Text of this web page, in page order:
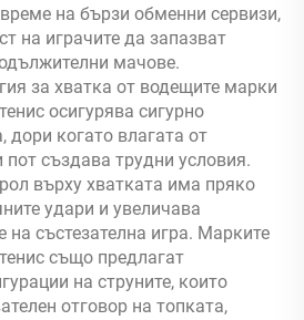
на бързи обменни сервизи,
на играчите да запазват
мачове.
за хватка от водещите марки
осигурява сигурно
дори когато влагата от
създава трудни условия.
върху хватката има пряко
удари и увеличава
на състезателна игра. Марките
също предлагат
на струните, които
отговор на топката,